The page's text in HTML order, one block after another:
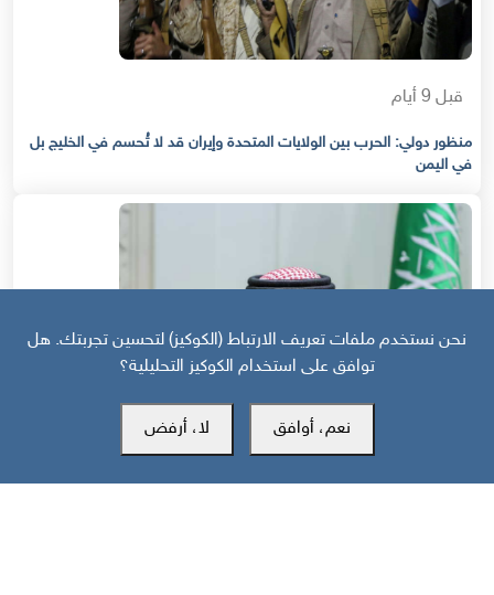
قبل 9 أيام
منظور دولي: الحرب بين الولايات المتحدة وإيران قد لا تُحسم في الخليج بل
في اليمن
نحن نستخدم ملفات تعريف الارتباط (الكوكيز) لتحسين تجربتك. هل
توافق على استخدام الكوكيز التحليلية؟
نعم، أوافق لا، أرفض